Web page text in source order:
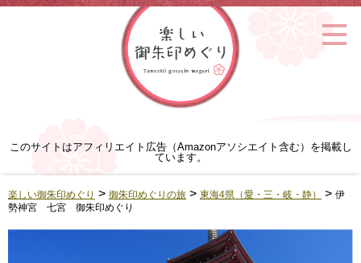
このサイトはアフィリエイト広告（Amazonアソシエイト含む）を掲載し
ています。
楽しい御朱印めぐり > 御朱印めぐりの旅 > 東海4県（愛・三・岐・静） > 伊
勢神宮 七宮 御朱印めぐり